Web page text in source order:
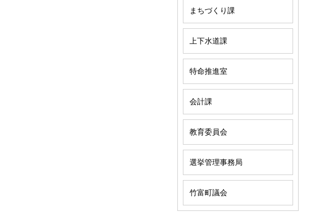
まちづくり課
上下水道課
特命推進室
会計課
教育委員会
選挙管理事務局
竹富町議会